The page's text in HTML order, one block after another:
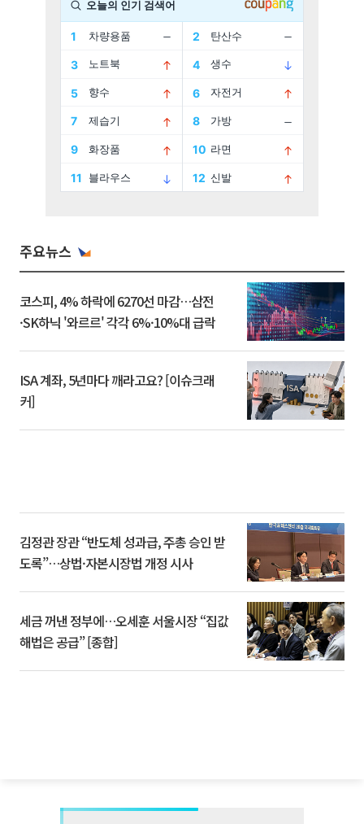
주요뉴스
코스피, 4% 하락에 6270선 마감…삼전
·SK하닉 '와르르' 각각 6%·10%대 급락
ISA 계좌, 5년마다 깨라고요? [이슈크래
커]
김정관 장관 “반도체 성과급, 주총 승인 받
도록”…상법·자본시장법 개정 시사
세금 꺼낸 정부에…오세훈 서울시장 “집값
해법은 공급” [종합]